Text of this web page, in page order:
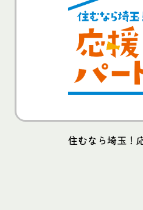
住むなら埼玉！